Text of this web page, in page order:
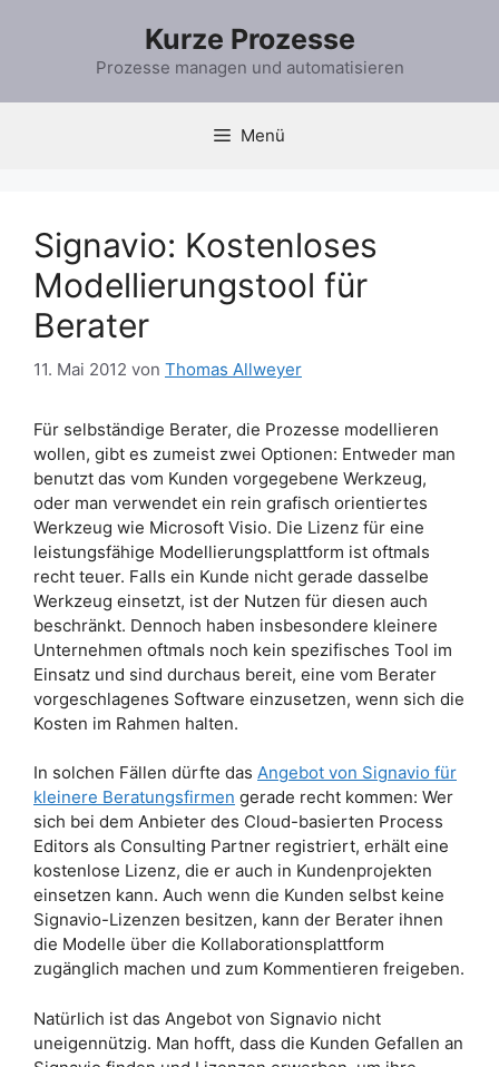
Kurze Prozesse
Prozesse managen und automatisieren
Menü
Signavio: Kostenloses
Modellierungstool für
Berater
11. Mai 2012 von Thomas Allweyer
Für selbständige Berater, die Prozesse modellieren
wollen, gibt es zumeist zwei Optionen: Entweder man
benutzt das vom Kunden vorgegebene Werkzeug,
oder man verwendet ein rein grafisch orientiertes
Werkzeug wie Microsoft Visio. Die Lizenz für eine
leistungsfähige Modellierungsplattform ist oftmals
recht teuer. Falls ein Kunde nicht gerade dasselbe
Werkzeug einsetzt, ist der Nutzen für diesen auch
beschränkt. Dennoch haben insbesondere kleinere
Unternehmen oftmals noch kein spezifisches Tool im
Einsatz und sind durchaus bereit, eine vom Berater
vorgeschlagenes Software einzusetzen, wenn sich die
Kosten im Rahmen halten.
In solchen Fällen dürfte das Angebot von Signavio für
kleinere Beratungsfirmen gerade recht kommen: Wer
sich bei dem Anbieter des Cloud-basierten Process
Editors als Consulting Partner registriert, erhält eine
kostenlose Lizenz, die er auch in Kundenprojekten
einsetzen kann. Auch wenn die Kunden selbst keine
Signavio-Lizenzen besitzen, kann der Berater ihnen
die Modelle über die Kollaborationsplattform
zugänglich machen und zum Kommentieren freigeben.
Natürlich ist das Angebot von Signavio nicht
uneigennützig. Man hofft, dass die Kunden Gefallen an